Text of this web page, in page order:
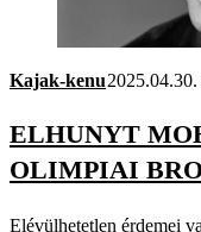
Kajak-kenu
ELHUNYT
OLIMPIAI
Elévülhetetlen érdemei